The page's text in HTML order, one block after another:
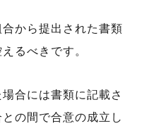
から提出された書類
るべきです。
合には書類に記載さ
の間で合意の成立し